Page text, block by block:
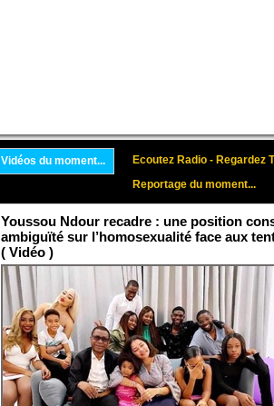
Vidéos du moment... Ecoutez Radio - Regardez
Reportage du moment...
Youssou Ndour recadre : une position
ambiguïté sur l’homosexualité face aux
( Vidéo )